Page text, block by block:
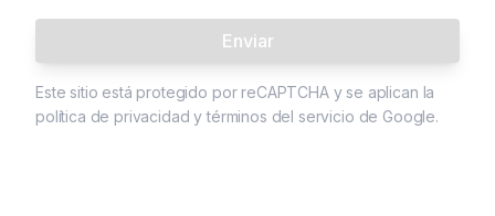
Enviar
Este sitio está protegido por reCAPTCHA y se aplican la
política de privacidad y términos del servicio de Google.